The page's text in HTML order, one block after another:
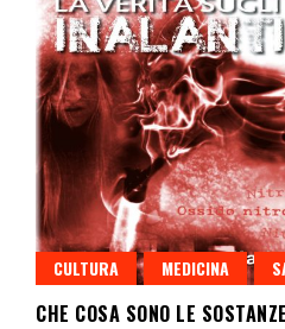
CULTURA MEDICINA
CHE COSA SONO LE